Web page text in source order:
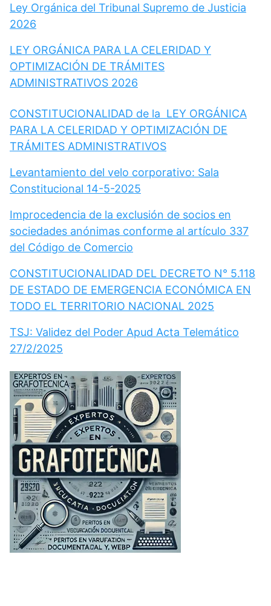
Ley Orgánica del Tribunal Supremo de Justicia
2026
LEY ORGÁNICA PARA LA CELERIDAD Y
OPTIMIZACIÓN DE TRÁMITES
ADMINISTRATIVOS 2026
CONSTITUCIONALIDAD de la LEY ORGÁNICA
PARA LA CELERIDAD Y OPTIMIZACIÓN DE
TRÁMITES ADMINISTRATIVOS
Levantamiento del velo corporativo: Sala
Constitucional 14-5-2025
Improcedencia de la exclusión de socios en
sociedades anónimas conforme al artículo 337
del Código de Comercio
CONSTITUCIONALIDAD DEL DECRETO N° 5.118
DE ESTADO DE EMERGENCIA ECONÓMICA EN
TODO EL TERRITORIO NACIONAL 2025
TSJ: Validez del Poder Apud Acta Telemático
27/2/2025